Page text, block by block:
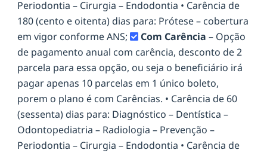
Periodontia – Cirurgia – Endodontia • Carência de
180 (cento e oitenta) dias para: Prótese – cobertura
em vigor conforme ANS;
Com Carência – Opção
de pagamento anual com carência, desconto de 2
parcela para essa opção, ou seja o beneficiário irá
pagar apenas 10 parcelas em 1 único boleto,
porem o plano é com Carências. • Carência de 60
(sessenta) dias para: Diagnóstico – Dentística –
Odontopediatria – Radiologia – Prevenção –
Periodontia – Cirurgia – Endodontia • Carência de